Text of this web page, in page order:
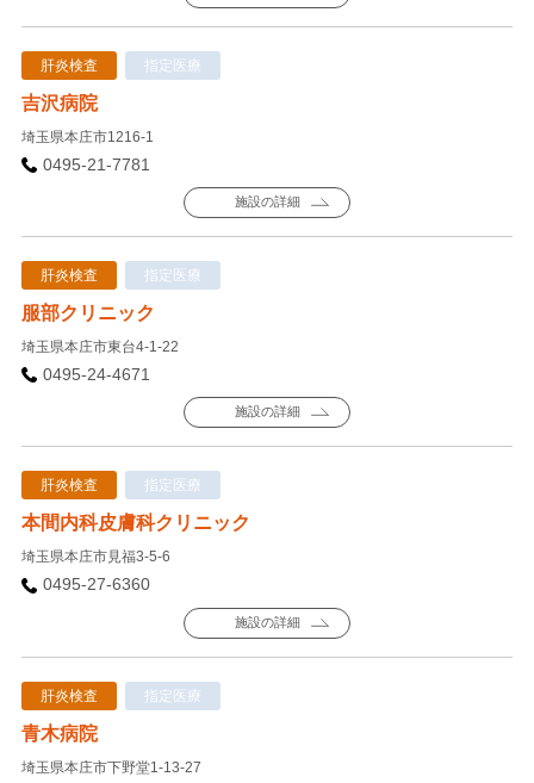
肝炎検査 指定医療
吉沢病院
埼玉県本庄市1216-1
0495-21-7781
施設の詳細
肝炎検査 指定医療
服部クリニック
埼玉県本庄市東台4-1-22
0495-24-4671
施設の詳細
肝炎検査 指定医療
本間内科皮膚科クリニック
埼玉県本庄市見福3-5-6
0495-27-6360
施設の詳細
肝炎検査 指定医療
青木病院
埼玉県本庄市下野堂1-13-27